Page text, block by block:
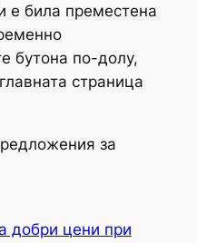
е била преместена
бутона по-долу,
страница
за
добри цени при